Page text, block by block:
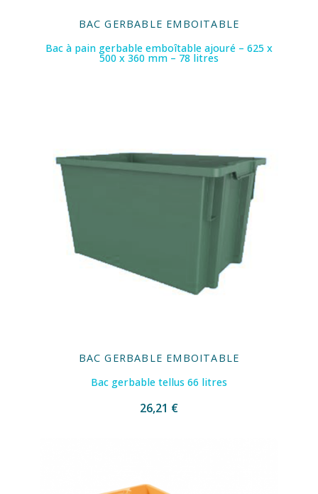
BAC GERBABLE EMBOITABLE
Bac à pain gerbable emboîtable ajouré – 625 x
500 x 360 mm – 78 litres
BAC GERBABLE EMBOITABLE
Bac gerbable tellus 66 litres
26,21 €